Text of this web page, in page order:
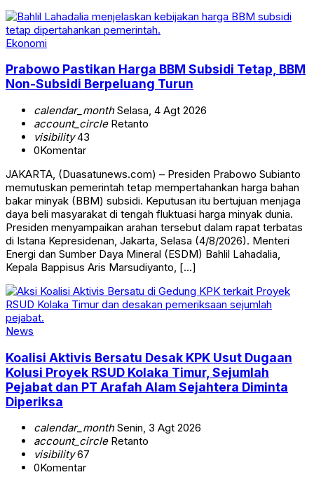
Ekonomi
Prabowo Pastikan Harga BBM Subsidi Tetap, BBM
Non-Subsidi Berpeluang Turun
calendar_monthSelasa, 4 Agt 2026
account_circleRetanto
visibility43
0Komentar
JAKARTA, (Duasatunews.com) – Presiden Prabowo Subianto
memutuskan pemerintah tetap mempertahankan harga bahan
bakar minyak (BBM) subsidi. Keputusan itu bertujuan menjaga
daya beli masyarakat di tengah fluktuasi harga minyak dunia.
Presiden menyampaikan arahan tersebut dalam rapat terbatas
di Istana Kepresidenan, Jakarta, Selasa (4/8/2026). Menteri
Energi dan Sumber Daya Mineral (ESDM) Bahlil Lahadalia,
Kepala Bappisus Aris Marsudiyanto, […]
News
Koalisi Aktivis Bersatu Desak KPK Usut Dugaan
Kolusi Proyek RSUD Kolaka Timur, Sejumlah
Pejabat dan PT Arafah Alam Sejahtera Diminta
Diperiksa
calendar_monthSenin, 3 Agt 2026
account_circleRetanto
visibility67
0Komentar